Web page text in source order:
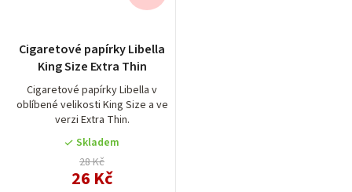
u
Cigaretové papírky Libella
King Size Extra Thin
Cigaretové papírky Libella v
oblíbené velikosti King Size a ve
verzi Extra Thin.
hodnocení
produktu
je
5,0
z
5
hvězdiček.
Skladem
28 Kč
26 Kč